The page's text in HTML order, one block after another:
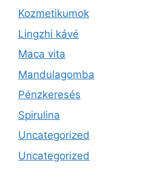
Kozmetikumok
Lingzhi kávé
Maca vita
Mandulagomba
Pénzkeresés
Spirulina
Uncategorized
Uncategorized